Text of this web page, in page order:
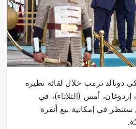
دونالد ترمب خلال لقائه نظيره
أمس (الثلاثاء)، في
في إمكانية بيع أنقرة